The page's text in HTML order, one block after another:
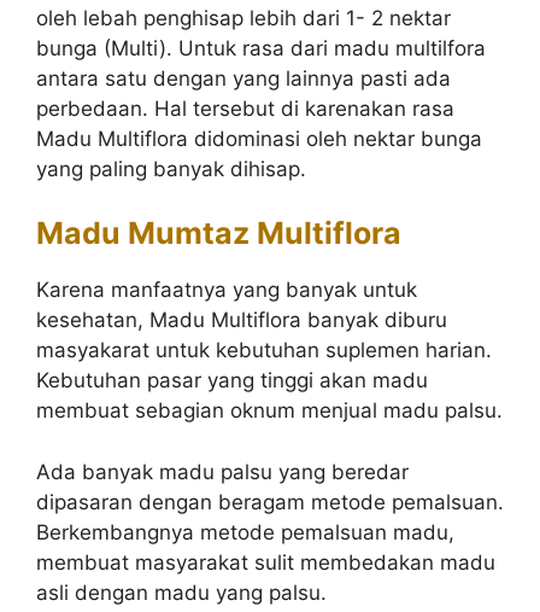
oleh lebah penghisap lebih dari 1- 2 nektar
bunga (Multi). Untuk rasa dari madu multilfora
antara satu dengan yang lainnya pasti ada
perbedaan. Hal tersebut di karenakan rasa
Madu Multiflora didominasi oleh nektar bunga
yang paling banyak dihisap.
Madu Mumtaz Multiflora
Karena manfaatnya yang banyak untuk
kesehatan, Madu Multiflora banyak diburu
masyakarat untuk kebutuhan suplemen harian.
Kebutuhan pasar yang tinggi akan madu
membuat sebagian oknum menjual madu palsu.
Ada banyak madu palsu yang beredar
dipasaran dengan beragam metode pemalsuan.
Berkembangnya metode pemalsuan madu,
membuat masyarakat sulit membedakan madu
asli dengan madu yang palsu.